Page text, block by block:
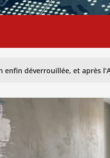
et après l’Algérie ?